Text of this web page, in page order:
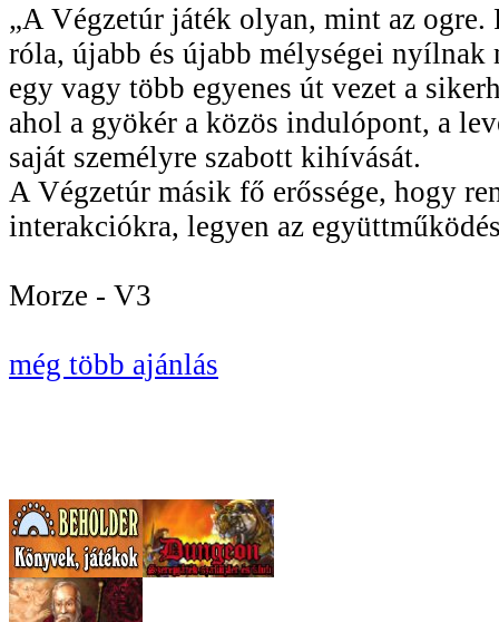
„A Végzetúr játék olyan, mint az
róla, újabb és újabb mélységei
egy vagy több egyenes út vezet a
ahol a gyökér a közös indulópont, a
saját személyre szabott kihívását.
A Végzetúr másik fő erőssége, hogy
interakciókra, legyen az
Morze - V3
még több ajánlás